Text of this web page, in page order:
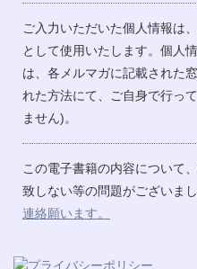
ご入力いただいた個人情報は
として使用いたします。個人
は、各メルマガに記載された
れた方法にて、ご自身で行っ
ません)。
この電子書籍の内容について
致しない等の問題がございまし
連絡願います。